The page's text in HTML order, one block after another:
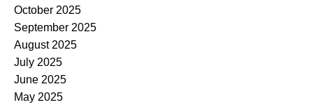
October 2025
September 2025
August 2025
July 2025
June 2025
May 2025